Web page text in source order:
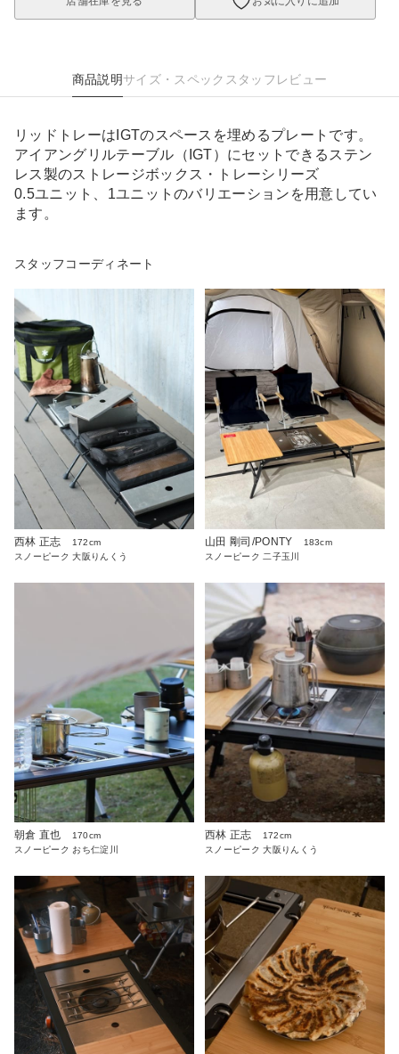
商品説明サイズ・スペック スタッフレビュー
リッドトレーはIGTのスペースを埋めるプレートです。
アイアングリルテーブル（IGT）にセットできるステン
レス製のストレージボックス・トレーシリーズ
0.5ユニット、1ユニットのバリエーションを用意してい
ます。
スタッフコーディネート
西林 正志
172cm
スノーピーク 大阪りんくう
山田 剛司/PONTY
183cm
スノーピーク 二子玉川
朝倉 直也
170cm
スノーピーク おち仁淀川
西林 正志
172cm
スノーピーク 大阪りんくう